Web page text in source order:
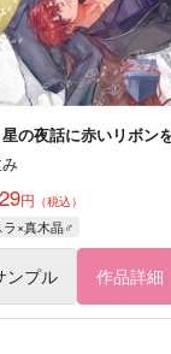
星の夜話に赤いリボン
円 （税込）
ラ×真木晶♂
ンプル 作品詳細